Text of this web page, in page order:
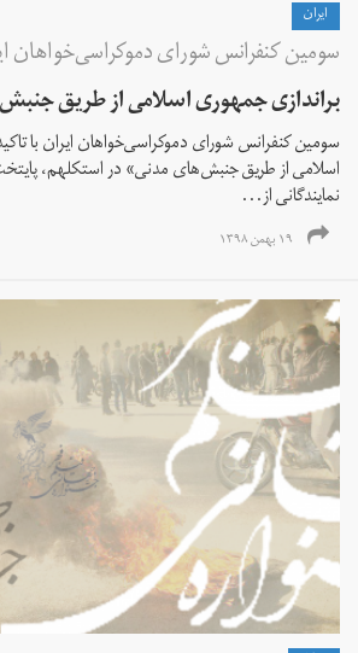
ايران
سومین کنفرانس شورای دموکراسی‌خواهان
براندازی جمهوری اسلامی از طریق
سومین کنفرانس شورای دموکراسی‌خواهان ایران با
اسلامی از طریق جنبش‌های مدنی» در استکلهم،
نمایندگانی از...
۱۹ بهمن ۱۳۹۸